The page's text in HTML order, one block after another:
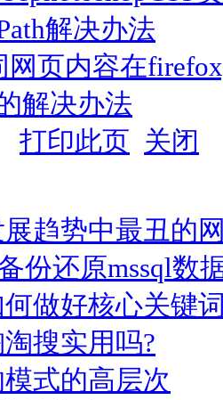
解决办法
网页内容在
解决办法
打印此页 关闭
趋势中最丑的
份还原mssql数
做好核心关键
搜实用吗?
式的高层次